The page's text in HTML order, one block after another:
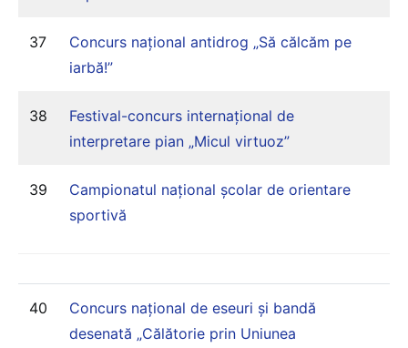
37
Concurs național antidrog „Să călcăm pe
iarbă!”
38
Festival-concurs internațional de
interpretare pian „Micul virtuoz”
39
Campionatul național școlar de orientare
sportivă
40
Concurs național de eseuri și bandă
desenată „Călătorie prin Uniunea